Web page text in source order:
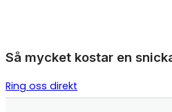
Så mycket kostar en
Ring oss direkt